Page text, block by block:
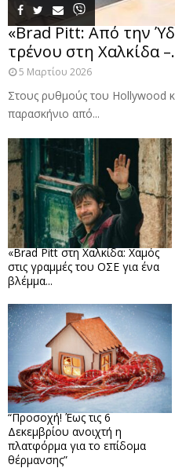
«Brad Pitt: Από την
τρένου στη Χαλκίδα
5 Μαρτίου 2026
Στους ρυθμούς του Hollywood
παρασκήνιο από...
«Brad Pitt στη Χαλκίδα: Χαμός
στις γραμμές του ΟΣΕ για ένα
βλέμμα...
“Προσοχή! Έως τις 6
Δεκεμβρίου ανοιχτή η
πλατφόρμα για το επίδομα
θέρμανσης”